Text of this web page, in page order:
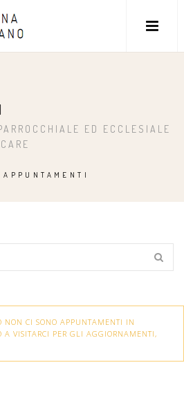
ED ECCLESIALE
APPUNTAMENTI
NON CI SONO APPUNTAMENTI IN
A VISITARCI PER GLI AGGIORNAMENTI,